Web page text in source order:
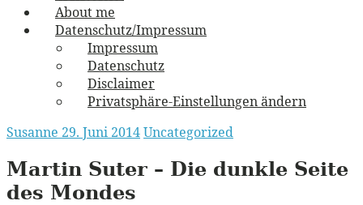
About me
Datenschutz/Impressum
Impressum
Datenschutz
Disclaimer
Privatsphäre-Einstellungen ändern
Susanne 29. Juni 2014Uncategorized
Martin Suter – Die dunkle Seite
des Mondes